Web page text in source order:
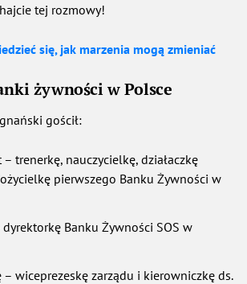
tej rozmowy!
się, jak marzenia mogą zmieniać
żywności w Polsce
gościł:
trenerkę, nauczycielkę, działaczkę
pierwszego Banku Żywności w
Banku Żywności SOS w
– wiceprezeskę zarządu i kierowniczkę ds.